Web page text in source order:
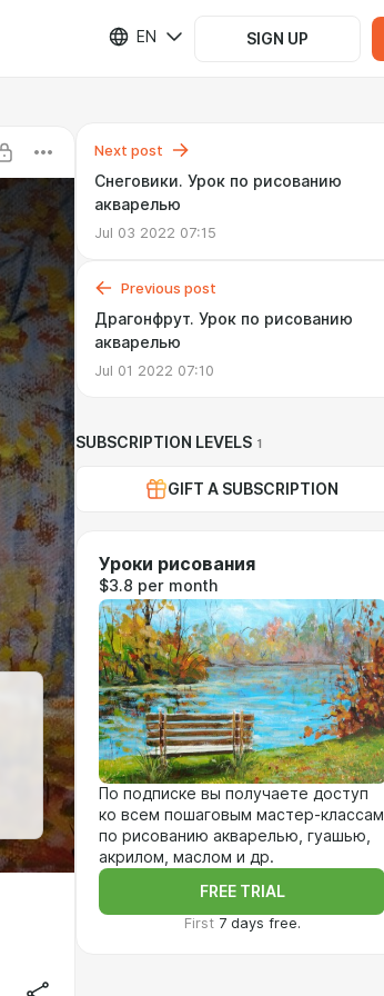
EN SIGN UP
Next post
Снеговики. Урок по рисованию
акварелью
Jul 03 2022 07:15
Previous post
Драгонфрут. Урок по рисованию
акварелью
Jul 01 2022 07:10
SUBSCRIPTION LEVELS 1
GIFT A SUBSCRIPTION
Уроки рисования
$3.8 per month
По подписке вы получаете доступ
ко всем пошаговым мастер-классам
по рисованию акварелью, гуашью,
акрилом, маслом и др.
FREE TRIAL
First 7 days free.